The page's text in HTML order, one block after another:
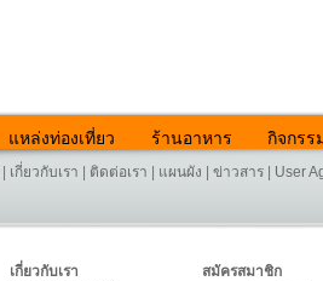
แหล่งท่องเที่ยว ร้านอาหาร กิจกรร
เกี่ยวกับเรา ติดต่อเรา แผนผัง ข่าวสาร User
เกี่ยวกับเรา
สมัครสมาชิก